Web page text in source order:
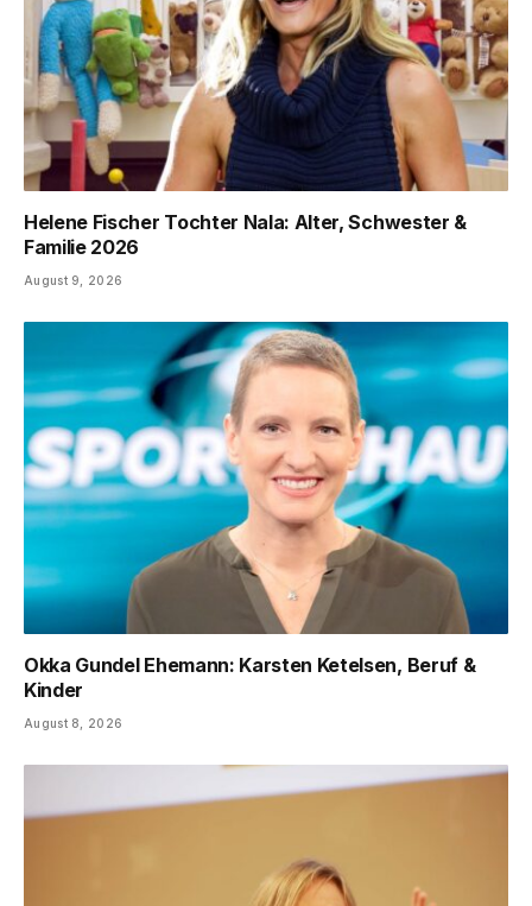
Helene Fischer Tochter Nala: Alter, Schwester &
Familie 2026
August 9, 2026
Okka Gundel Ehemann: Karsten Ketelsen, Beruf &
Kinder
August 8, 2026